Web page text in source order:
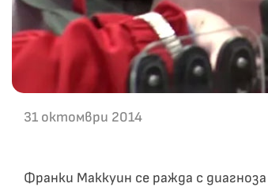
31 октомври 2014
Франки Маккуин се ражда с